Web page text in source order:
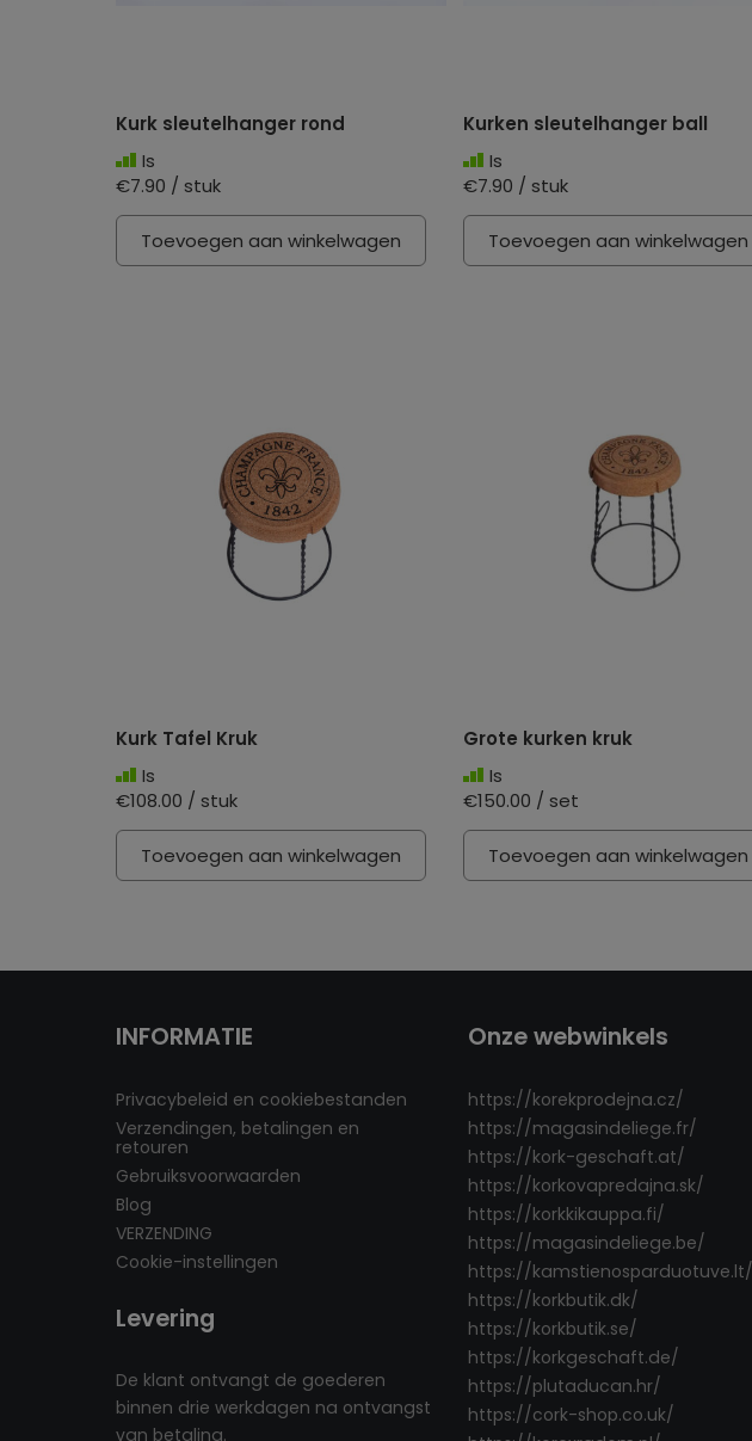
Kurk sleutelhanger rond
Is
€7.90 / stuk
Toevoegen aan winkelwagen
Kurken sleutelhanger ball
Is
€7.90 / stuk
Toevoegen aan winkelwagen
Kurk Tafel Kruk
Is
€108.00 / stuk
Toevoegen aan winkelwagen
Grote kurken kruk
Is
€150.00 / set
Toevoegen aan winkelwagen
INFORMATIE
Privacybeleid en cookiebestanden
Verzendingen, betalingen en
retouren
Gebruiksvoorwaarden
Blog
VERZENDING
Cookie-instellingen
Levering
De klant ontvangt de goederen
binnen drie werkdagen na ontvangst
van betaling.
Onze webwinkels
https://korekprodejna.cz/
https://magasindeliege.fr/
https://kork-geschaft.at/
https://korkovapredajna.sk/
https://korkkikauppa.fi/
https://magasindeliege.be/
https://kamstienosparduotuve.lt/
https://korkbutik.dk/
https://korkbutik.se/
https://korkgeschaft.de/
https://plutaducan.hr/
https://cork-shop.co.uk/